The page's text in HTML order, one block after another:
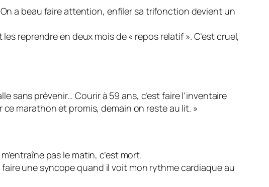
On a beau faire attention, enfiler sa trifonction devient un
reprendre en deux mois de « repos relatif ». C’est cruel,
sans prévenir… Courir à 59 ans, c’est faire l’inventaire
marathon et promis, demain on reste au lit. »
pas le matin, c’est mort.
une syncope quand il voit mon rythme cardiaque au